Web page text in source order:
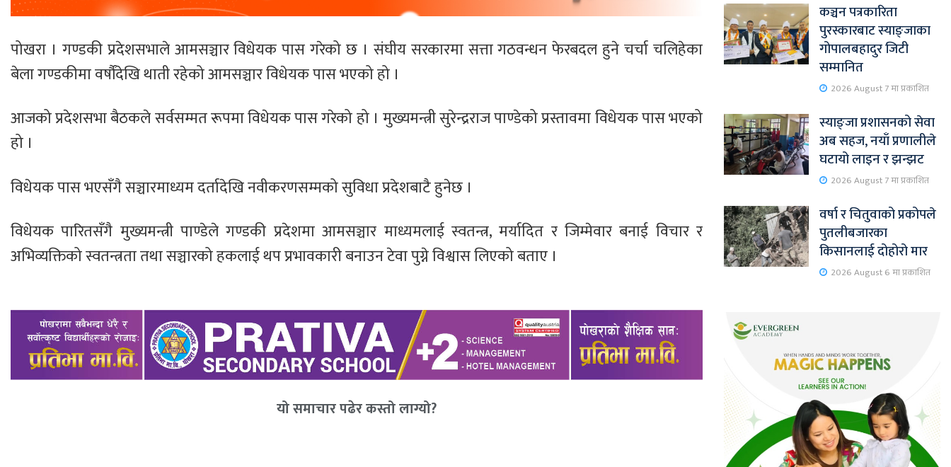
पोखरा । गण्डकी प्रदेशसभाले आमसञ्चार विधेयक पास गरेको छ । संघीय सरकारमा सत्ता गठवन्धन फेरबदल हुने चर्चा चलिहेका
बेला गण्डकीमा वर्षौंदेखि थाती रहेको आमसञ्चार विधेयक पास भएको हो ।
आजको प्रदेशसभा बैठकले सर्वसम्मत रूपमा विधेयक पास गरेको हो । मुख्यमन्त्री सुरेन्द्रराज पाण्डेको प्रस्तावमा विधेयक पास भएको
हो ।
विधेयक पास भएसँगै सञ्चारमाध्यम दर्तादेखि नवीकरणसम्मको सुविधा प्रदेशबाटै हुनेछ ।
विधेयक पारितसँगै मुख्यमन्त्री पाण्डेले गण्डकी प्रदेशमा ‍आमसञ्चार माध्यमलाई स्वतन्त्र, मर्यादित र जिम्मेवार बनाई विचार र
अभिव्यक्तिको स्वतन्त्रता तथा सञ्चारको हकलाई थप प्रभावकारी बनाउन टेवा पुग्ने विश्वास लिएको बताए ।
यो समाचार पढेर कस्तो लाग्यो?
कञ्चन पत्रकारिता
पुरस्कारबाट स्याङ्जाका
गोपालबहादुर जिटी
सम्मानित
2026 August 7 मा प्रकाशित
स्याङ्जा प्रशासनको सेवा
अब सहज, नयाँ प्रणालीले
घटायो लाइन र झन्झट
2026 August 7 मा प्रकाशित
वर्षा र चितुवाको प्रकोपले
पुतलीबजारका
किसानलाई दोहोरो मार
2026 August 6 मा प्रकाशित